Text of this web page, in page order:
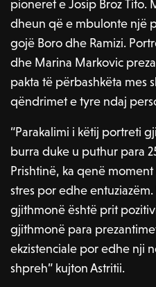
pioneret e Josip Broz Tito.
dheun që e mbulonte një
gojë Boro dhe Ramizi.
dhe Marina Markovic
pakta të përbashkëta mes
qëndrimet e tyre ndaj
“Parakalimi i këtij portreti
burra duke u puthur para
Prishtinë, ka qenë
stres por edhe
gjithmonë është prit
gjithmonë para
ekzistenciale por edhe nji
shpreh” kujton Astritii.